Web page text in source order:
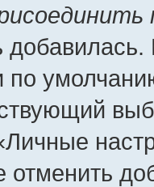
по
отменить